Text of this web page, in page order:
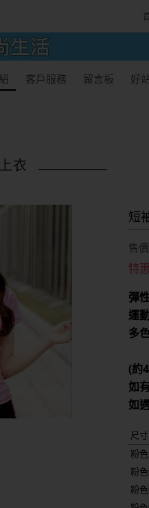
客戶服務 留言板 好
上衣
短
售
特
彈
運
多
(約
如
如
尺寸
粉
粉
粉